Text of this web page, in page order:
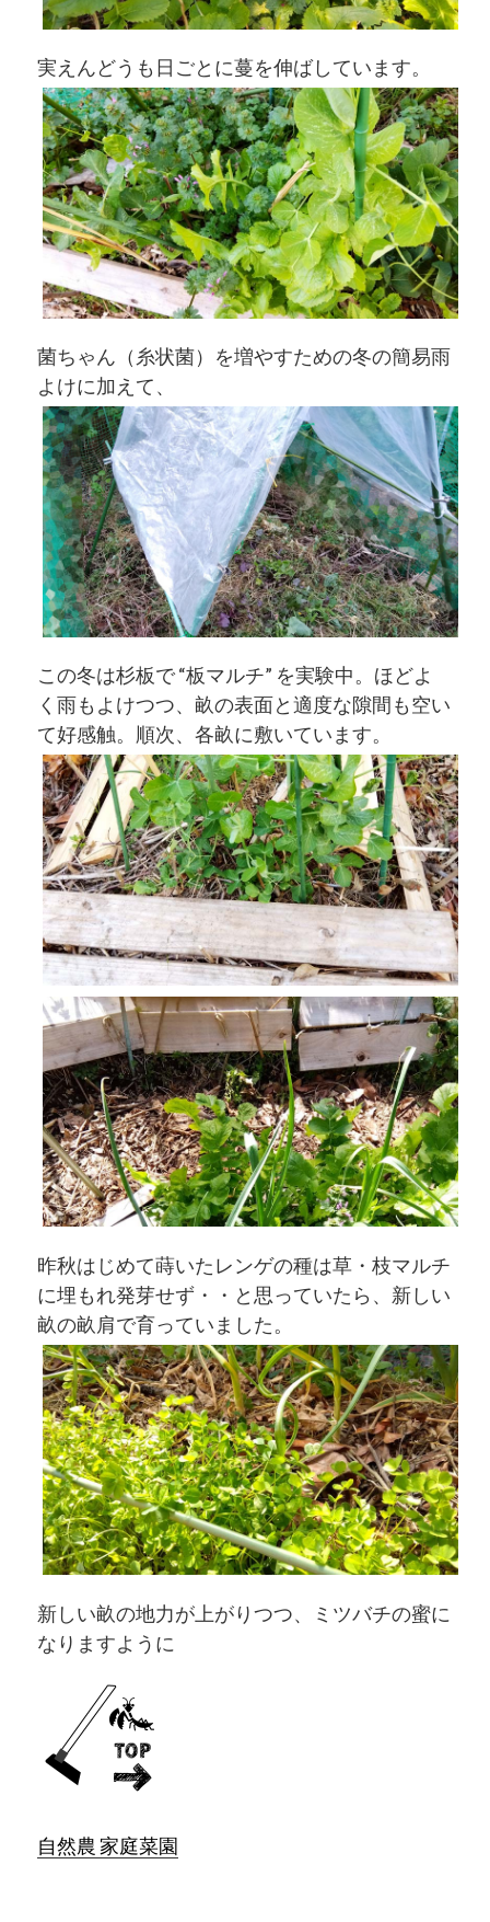
実えんどうも日ごとに蔓を伸ばしています。
菌ちゃん（糸状菌）を増やすための冬の簡易雨
よけに加えて、
この冬は杉板で “板マルチ” を実験中。ほどよ
く雨もよけつつ、畝の表面と適度な隙間も空い
て好感触。順次、各畝に敷いています。
昨秋はじめて蒔いたレンゲの種は草・枝マルチ
に埋もれ発芽せず・・と思っていたら、新しい
畝の畝肩で育っていました。
新しい畝の地力が上がりつつ、ミツバチの蜜に
なりますように
自然農 家庭菜園